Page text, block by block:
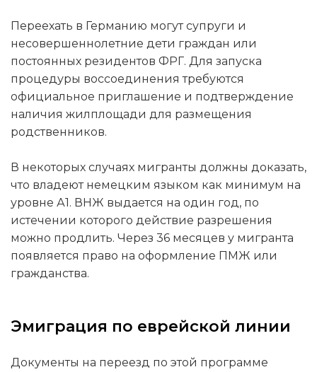
Переехать в Германию могут супруги и
несовершеннолетние дети граждан или
постоянных резидентов ФРГ. Для запуска
процедуры воссоединения требуются
официальное приглашение и подтверждение
наличия жилплощади для размещения
родственников.
В некоторых случаях мигранты должны доказать,
что владеют немецким языком как минимум на
уровне А1. ВНЖ выдается на один год, по
истечении которого действие разрешения
можно продлить. Через 36 месяцев у мигранта
появляется право на оформление ПМЖ или
гражданства.
Эмиграция по еврейской линии
Документы на переезд по этой программе